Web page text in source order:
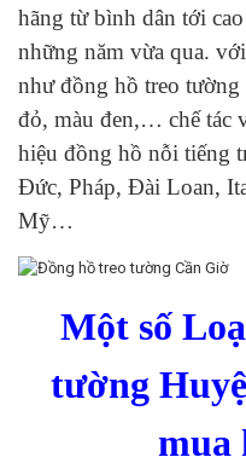
hãng từ bình dân tới
những năm vừa qua.
như đồng hồ treo tường
đỏ, màu đen,… chế tác
hiệu đồng hồ nỗi tiếng
Đức, Pháp, Đài Loan,
Mỹ…
Một số
tường
mua